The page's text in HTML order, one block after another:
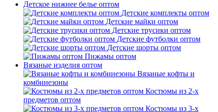
Детское нижнее белье оптом
Детские комплекты оптом
Детские майки оптом
Детские трусики оптом
Детские футболки оптом
Детские шорты оптом
Пижамы оптом
Вязаные изделия оптом
Вязаные кофты и
комбинезоны
Костюмы из 2-х
предметов оптом
Костюмы из 3-х